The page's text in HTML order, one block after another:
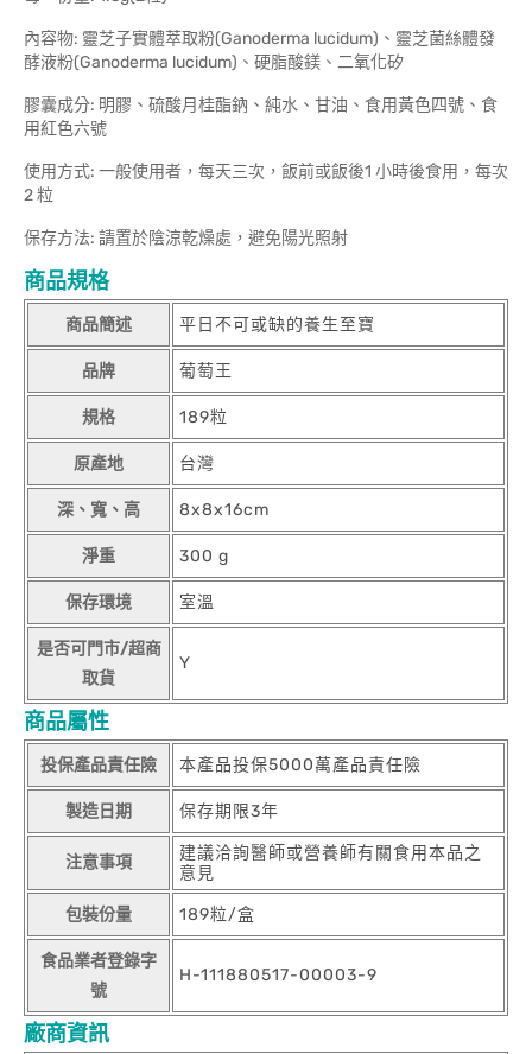
內容物: 靈芝子實體萃取粉(Ganoderma lucidum)、靈芝菌絲體發
酵液粉(Ganoderma lucidum)、硬脂酸鎂、二氧化矽
膠囊成分: 明膠、硫酸月桂酯鈉、純水、甘油、食用黃色四號、食
用紅色六號
使用方式: 一般使用者，每天三次，飯前或飯後1 小時後食用，每次
2 粒
保存方法: 請置於陰涼乾燥處，避免陽光照射
商品規格
商品簡述 平日不可或缺的養生至寶
品牌 葡萄王
規格 189粒
原產地 台灣
深、寬、高 8x8x16cm
淨重 300 g
保存環境 室溫
是否可門市/超商
取貨
Y
商品屬性
投保產品責任險 本產品投保5000萬產品責任險
製造日期 保存期限3年
注意事項
建議洽詢醫師或營養師有關食用本品之
意見
包裝份量 189粒/盒
食品業者登錄字
號
H-111880517-00003-9
廠商資訊